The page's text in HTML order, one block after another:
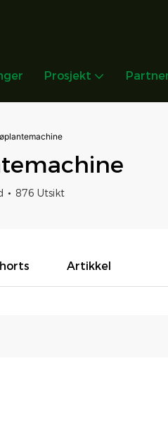
Prosjekt
876 Utsikt
Artikkel